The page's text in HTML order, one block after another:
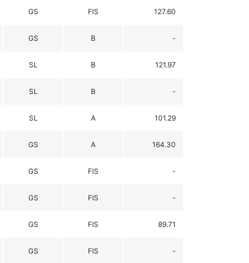
GS FIS 127.60
GS B -
SL B 121.97
SL B -
SL A 101.29
GS A 164.30
GS FIS -
GS FIS -
GS FIS 89.71
GS FIS -